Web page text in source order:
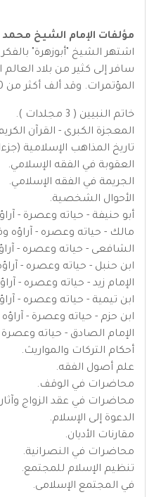
مؤلفات الإمام الشيخ محمد
اشتهر الشيخ "أبوزهرة"
سافر إلى كثير من بلاد
المؤتمرات. وقد ألف أكثر من 30 كتاب، وهي:
خاتم النبيين ( 3 مجلدات ).
المعجزة الكبرى - القرآن
تاريخ المذاهب الإسلامية
العقوبة في الفقه الإسلامي.
الجريمة في الفقه الإسلامي.
الأحوال الشخصية.
أبو حنيفة - حياته وعصرة -
مالك - حياته وعصره - آراؤه
الشافعى - حياته وعصره -
ابن حنبل - حياته وعصره -
الإمام زيد - حياته وعصره -
ابن تيمية - حياته وعصره -
ابن حزم - حياته وعصرة -
الإمام الصادق - حياته وعصرة
أحكام التركات والمواريث.
علم أصول الفقه.
محاضرات في الوقف.
محاضرات في عقد الزواج
الدعوة إلى الإسلام.
مقارنات الأديان.
محاضرات في النصرانية.
تنظيم الإسلام للمجتمع.
في المجتمع الإسلامى.